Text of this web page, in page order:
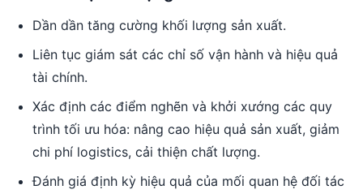
Dần dần tăng cường khối lượng sản xuất.
Liên tục giám sát các chỉ số vận hành và hiệu quả
tài chính.
Xác định các điểm nghẽn và khởi xướng các quy
trình tối ưu hóa: nâng cao hiệu quả sản xuất, giảm
chi phí logistics, cải thiện chất lượng.
Đánh giá định kỳ hiệu quả của mối quan hệ đối tác